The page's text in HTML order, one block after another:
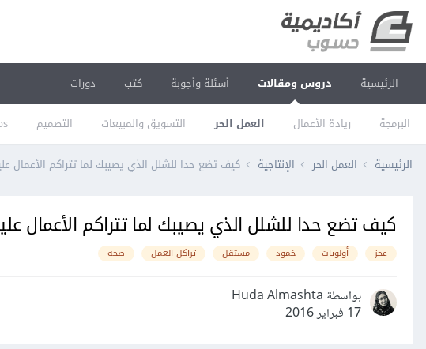
الرئيسية دروس ومقالات
البرمجة ريادة الأعمال العمل الحر التسويق والمبيعات التصميم
أسئلة وأجوبة كتب دورات
الرئيسية العمل الحر الإنتاجية كيف تضع حدا للشلل الذي يصيبك لما تتراكم الأعمال
كيف تضع حدا للشلل الذي يصيبك لما تتراكم الأعمال
عجز أولويات خمود مستقل تراكل العمل صحة
بواسطة Huda Almashta
17 فبراير 2016